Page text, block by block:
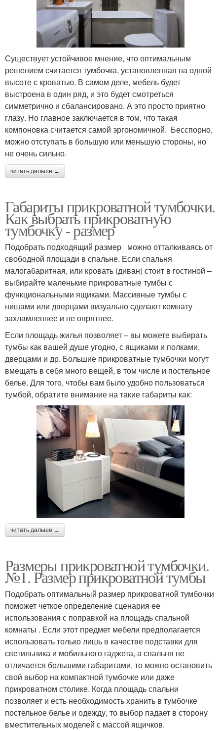
Существует устойчивое мнение, что оптимальным
решением считается тумбочка, установленная на одной
высоте с кроватью. В самом деле, мебель будет
выстроена в один ряд, и это будет смотреться
симметрично и сбалансировано. А это просто приятно
глазу. Но главное заключается в том, что такая
компоновка считается самой эргономичной. Бесспорно,
можно отступать в большую или меньшую стороны, но
не очень сильно.
читать дальше →
Габариты прикроватной тумбочки.
Как выбрать прикроватную
тумбочку - размер
Подобрать подходящий размер можно отталкиваясь от
свободной площади в спальне. Если спальня
малогабаритная, или кровать (диван) стоит в гостиной –
выбирайте маленькие прикроватные тумбы с
функциональными ящиками. Массивные тумбы с
нишами или дверцами визуально сделают комнату
захламленнее и не опрятнее.
Если площадь жилья позволяет – вы можете выбирать
тумбы как вашей душе угодно, с ящиками и полками,
дверцами и др. Большие прикроватные тумбочки могут
вмещать в себя много вещей, в том числе и постельное
белье. Для того, чтобы вам было удобно пользоваться
тумбой, обратите внимание на такие габариты как:
читать дальше →
Размеры прикроватной тумбочки.
№1. Размер прикроватной тумбы
Подобрать оптимальный размер прикроватной тумбочки
поможет четкое определение сценария ее
использования с поправкой на площадь спальной
комнаты . Если этот предмет мебели предполагается
использовать только лишь в качестве подставки для
светильника и мобильного гаджета, а спальня не
отличается большими габаритами, то можно остановить
свой выбор на компактной тумбочке или даже
прикроватном столике. Когда площадь спальни
позволяет и есть необходимость хранить в тумбочке
постельное белье и одежду, то выбор падает в сторону
вместительных моделей с массой ящичков.